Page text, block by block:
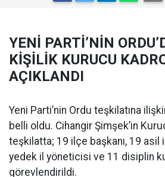
YENİ PARTİ’NİN
KİŞİLİK KURUCU
AÇIKLANDI
Yeni Parti’nin Ordu teşkilatına
belli oldu. Cihangir Şimşek’in
teşkilatta; 19 ilçe başkanı, 19 asil
yedek il yöneticisi ve 11 disiplin
görevlendirildi.